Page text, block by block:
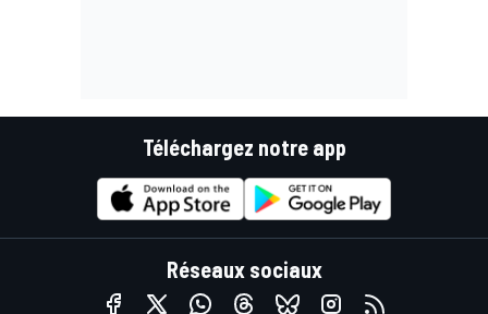
Téléchargez notre app
Réseaux sociaux